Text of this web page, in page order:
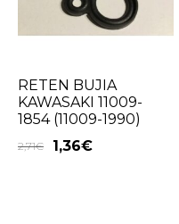
RETEN BUJIA
KAWASAKI 11009-
1854 (11009-1990)
2,71€ 1,36€